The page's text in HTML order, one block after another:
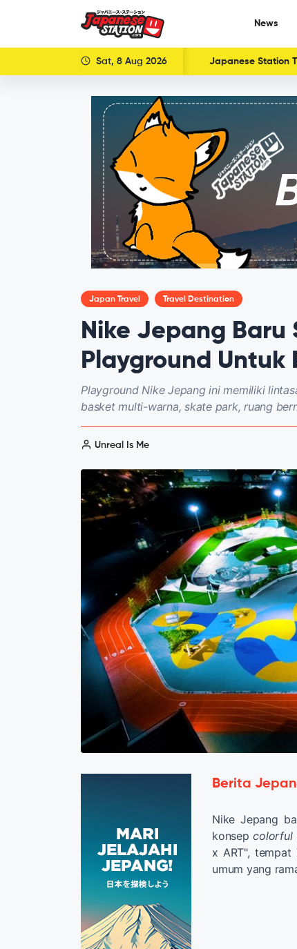
News
Sat, 8 Aug 2026 Japanese Station
Japan Travel Travel Destination
Nike Jepang Baru
Playground Untuk
Playground Nike Jepang ini memiliki
basket multi-warna, skate park, ruang
Unreal Is Me
Berita
Nike Jepang
konsepcolorful
x ART",
umum yang